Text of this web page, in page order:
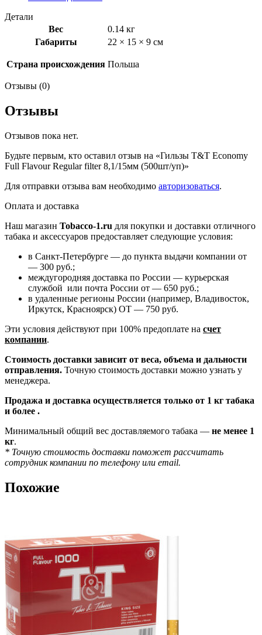
Flavour
Regular
(500шт/
Детали
Вес
0.14 кг
Габариты
22 × 15 × 9 см
Страна происхождения Польша
Отзывы (0)
Отзывы
Отзывов пока нет.
Будьте первым, кто оставил отзыв на «Гильзы T&T Economy
Full Flavour Regular filter 8,1/15мм (500шт/уп)»
Для отправки отзыва вам необходимо авторизоваться.
Оплата и доставка
Наш магазин Tobacco-1.ru для покупки и доставки отличного
табака и аксессуаров предоставляет следующие условия:
в Санкт-Петербурге — до пункта выдачи компании от
— 300 руб.;
междугородняя доставка по России — курьерская
службой или почта России от — 650 руб.;
в удаленные регионы России (например, Владивосток,
Иркутск, Красноярск) ОТ — 750 руб.
Эти условия действуют при 100% предоплате на счет
компании.
Стоимость доставки зависит от веса, объема и дальности
отправления. Точную стоимость доставки можно узнать у
менеджера.
Продажа и доставка осуществляется только от 1 кг табака
и более .
Минимальный общий вес доставляемого табака — не менее 1
кг.
* Точную стоимость доставки поможет рассчитать
сотрудник компании по телефону или email.
Похожие